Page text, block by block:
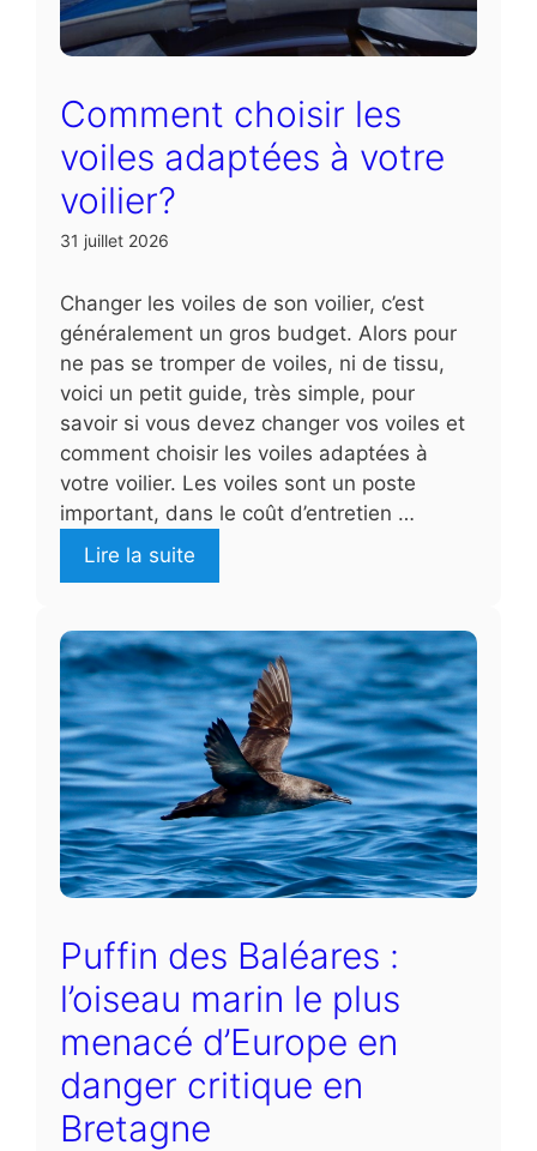
Comment choisir les
voiles adaptées à votre
voilier?
31 juillet 2026
Changer les voiles de son voilier, c’est
généralement un gros budget. Alors pour
ne pas se tromper de voiles, ni de tissu,
voici un petit guide, très simple, pour
savoir si vous devez changer vos voiles et
comment choisir les voiles adaptées à
votre voilier. Les voiles sont un poste
important, dans le coût d’entretien …
Lire la suite
Puffin des Baléares :
l’oiseau marin le plus
menacé d’Europe en
danger critique en
Bretagne